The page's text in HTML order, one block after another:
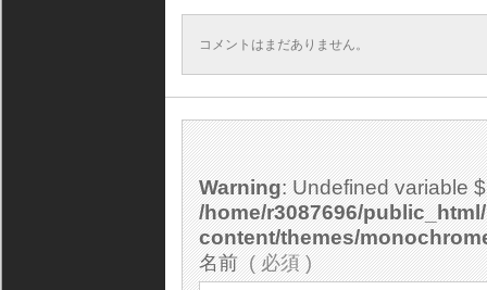
コメントはまだありません。
Warning : Undefined variable
/home/r3087696/
content/themes/
名前 ( 必須 )